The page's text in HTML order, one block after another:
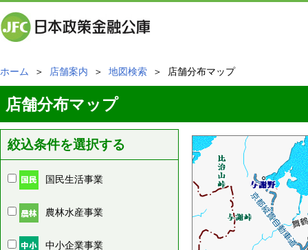
ホーム ＞ 店舗案内 ＞ 地図検索 ＞ 店舗分布マップ
店舗分布マップ
絞込条件を選択する
国民生活事業
農林水産事業
中小企業事業